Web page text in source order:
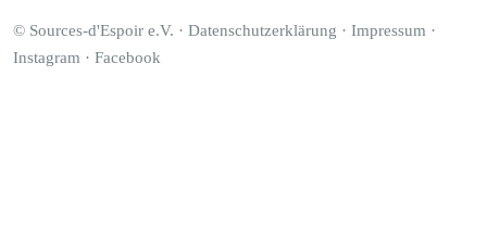
© Sources-d'Espoir e.V. · Datenschutzerklärung · Impressum ·
Instagram · Facebook